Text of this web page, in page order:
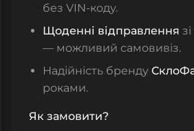
без VIN‑коду.
Щоденні відправлення
— можливий самовивіз.
Надійність бренду
роками.
Як замовити?